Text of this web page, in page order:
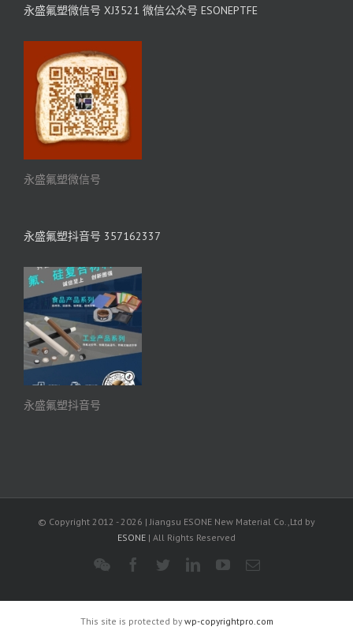
永盛氟塑微信号 XJ3521 微信公众号 ESONEPTFE
永盛氟塑微信号
永盛氟塑抖音号 357162337
永盛氟塑抖音号
© Copyright 2012 -2026 | Jiangsu ESONE New Material Co.,Ltd by
ESONE | All Rights Reserved
WeChatFacebook
TwitterLinkedInYouTube
电
This site is protected by wp-copyrightpro.com